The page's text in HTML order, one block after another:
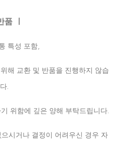
품 ㅣ
특성 포함,
해 교환 및 반품을 진행하지 않습
.
위함에 깊은 양해 부탁드립니다.
시거나 결정이 어려우신 경우 자